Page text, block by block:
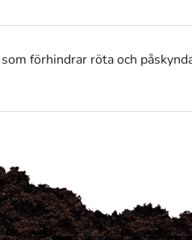
förhindrar röta och